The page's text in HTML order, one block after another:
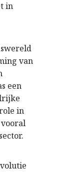
in
van
een
in